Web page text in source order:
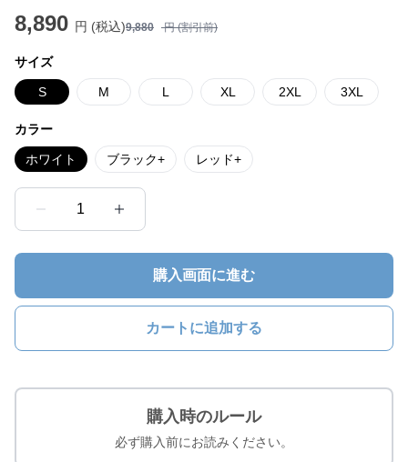
8,890 円 (税込)9,880 円 (割引前)
サイズ
S M L XL 2XL 3XL
カラー
ホワイト ブラック+ レッド+
1
購入画面に進む
カートに追加する
購入時のルール
必ず購入前にお読みください。